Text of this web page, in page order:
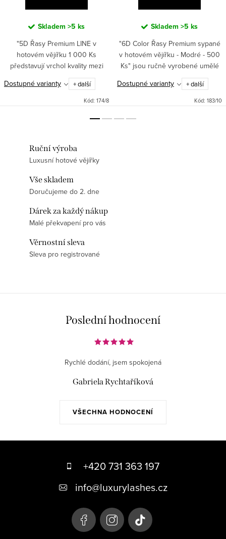
Skladem >5 ks
"5D Řasy Premium LINE v
hotovém vějířku 1 000 Ks
představují vrchol kvality mezi
umělými řasami. Ručně vyrobené
s tenkými spoji, poskytují
intenzivní a přirozený vzhled. S...
Dostupné varianty + další
Kód: 174/8
Skladem >5 ks
"6D Color Řasy Premium sypané
v hotovém vějířku - Modré - 500
Ks" jsou ručně vyrobené umělé
řasy s dokonalým zakřivením CC ,
D, délkou 10 až 13 mm a
tloušťkou 007. Tyto objemové...
Dostupné varianty + další
Kód: 183/10
Ruční výroba
Luxusní hotové vějířky
Vše skladem
Doručujeme do 2. dne
Dárek za každý nákup
Malé překvapení pro vás
Věrnostní sleva
Sleva pro registrované
Poslední hodnocení
VŠECHNA HODNOCENÍ
Rychlé dodání, jsem spokojená
Gabriela Rychtaříková
+420 731 363 197
info@luxurylashes.cz